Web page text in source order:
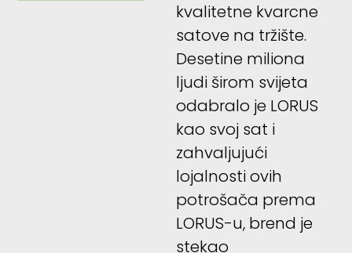
kvalitetne kvarcne
satove na tržište.
Desetine miliona
ljudi širom svijeta
odabralo je LORUS
kao svoj sat i
zahvaljujući
lojalnosti ovih
potrošača prema
LORUS-u, brend je
stekao